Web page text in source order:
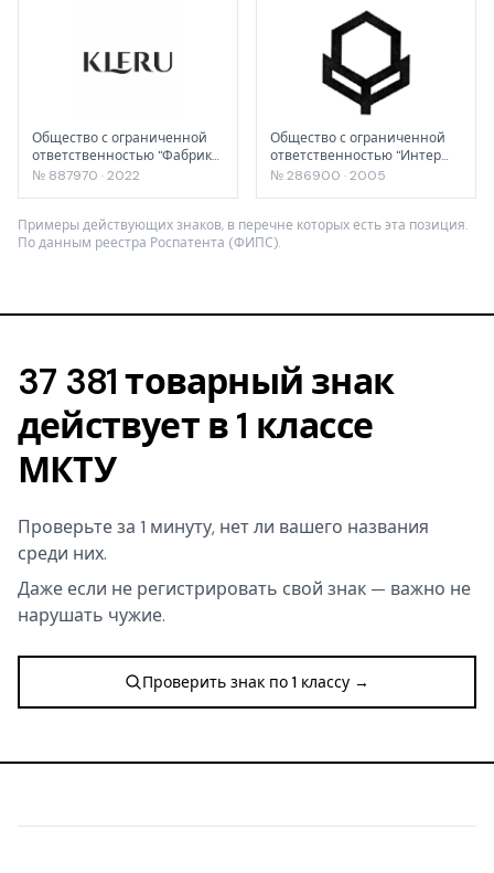
Общество с ограниченной
ответственностью "Фабрика
Упаковки"
№ 887970 · 2022
Общество с ограниченной
ответственностью "Интер
Групп"
№ 286900 · 2005
Примеры действующих знаков, в перечне которых есть эта позиция.
По данным реестра Роспатента (ФИПС).
37 381 товарный знак
действует в 1 классе
МКТУ
Проверьте за 1 минуту, нет ли вашего названия
среди них.
Даже если не регистрировать свой знак — важно не
нарушать чужие.
Проверить знак по 1 классу →